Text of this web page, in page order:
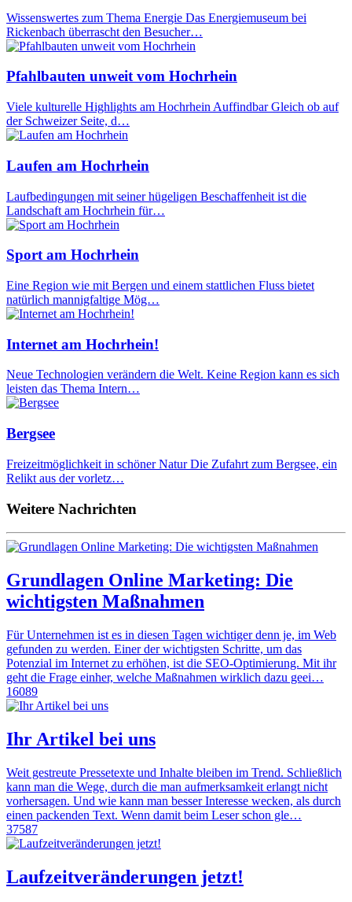
Wissenswertes zum Thema Energie Das Energiemuseum bei
Rickenbach überrascht den Besucher…
Pfahlbauten unweit vom Hochrhein
Viele kulturelle Highlights am Hochrhein Auffindbar Gleich ob auf
der Schweizer Seite, d…
Laufen am Hochrhein
Laufbedingungen mit seiner hügeligen Beschaffenheit ist die
Landschaft am Hochrhein für…
Sport am Hochrhein
Eine Region wie mit Bergen und einem stattlichen Fluss bietet
natürlich mannigfaltige Mög…
Internet am Hochrhein!
Neue Technologien verändern die Welt. Keine Region kann es sich
leisten das Thema Intern…
Bergsee
Freizeitmöglichkeit in schöner Natur Die Zufahrt zum Bergsee, ein
Relikt aus der vorletz…
Weitere Nachrichten
Grundlagen Online Marketing: Die
wichtigsten Maßnahmen
Für Unternehmen ist es in diesen Tagen wichtiger denn je, im Web
gefunden zu werden. Einer der wichtigsten Schritte, um das
Potenzial im Internet zu erhöhen, ist die SEO-Optimierung. Mit ihr
geht die Frage einher, welche Maßnahmen wirklich dazu geei…
16089
Ihr Artikel bei uns
Weit gestreute Pressetexte und Inhalte bleiben im Trend. Schließlich
kann man die Wege, durch die man aufmerksamkeit erlangt nicht
vorhersagen. Und wie kann man besser Interesse wecken, als durch
einen packenden Text. Wenn damit beim Leser schon gle…
37587
Laufzeitveränderungen jetzt!